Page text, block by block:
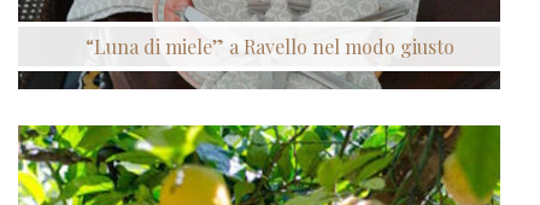
“Luna di miele” a Ravello nel modo giusto